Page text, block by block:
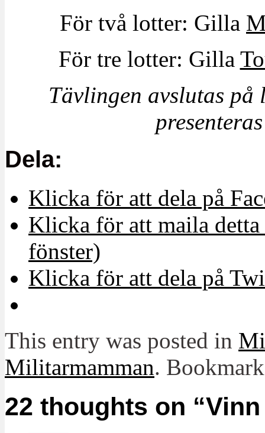
För två lotter: Gilla
För tre lotter: Gilla
Tävlingen avslutas
Dela:
Klicka för att dela på
Klicka för att maila
fönster)
Klicka för att dela på
This entry was posted in
Militarmamman.
22 thoughts on “